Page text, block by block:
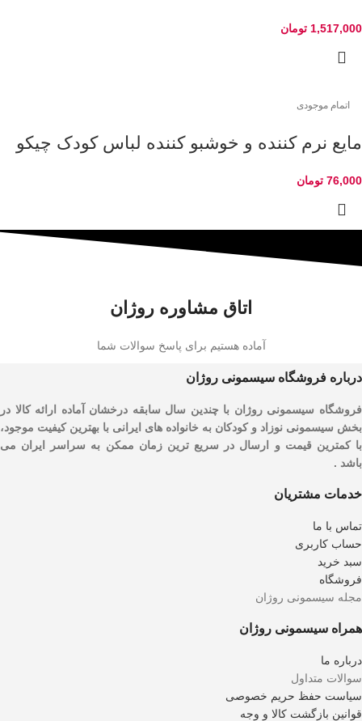
1,517,000 تومان
اتمام موجودی
مایع نرم کننده و خوشبو کننده لباس کودک چیکو
76,000 تومان
اتاق مشاوره روژان
آماده هستیم برای پاسخ سوالات شما
درباره فروشگاه سیسمونی روژان
فروشگاه سیسمونی روژان با چندین سال سابقه درخشان آماده ارائه کالا در
بخش سیسمونی نوزاد و کودکان به خانواده های ایرانی با بهترین کیفیت موجود،
با کمترین قیمت و ارسال در سریع ترین زمان ممکن به سراسر ایران می
باشد .
خدمات مشتریان
تماس با ما
حساب کاربری
سبد خرید
فروشگاه
مجله سیسمونی روژان
همراه سیسمونی روژان
درباره ما
سوالات متداول
سیاست حفظ حریم خصوصی
قوانین بازگشت کالا و وجه